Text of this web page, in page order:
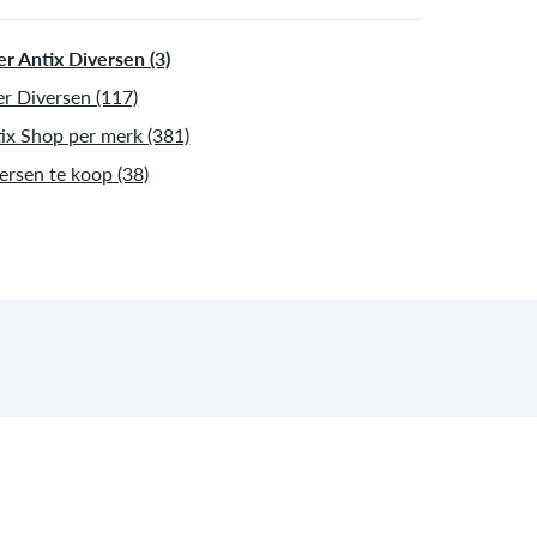
Antix Diversen (3)
Diversen (117)
Shop per merk (381)
te koop (38)